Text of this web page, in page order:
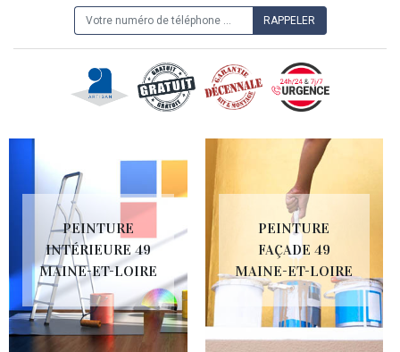
PEINTURE
INTÉRIEURE 49
MAINE-ET-LOIRE
PEINTURE
FAÇADE 49
MAINE-ET-LOIRE